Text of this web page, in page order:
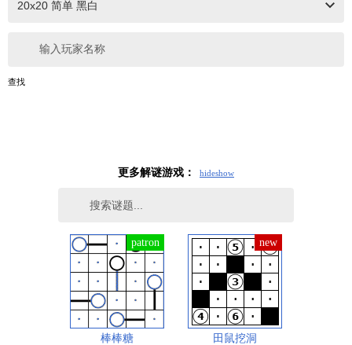
输入玩家名称
查找
更多解谜游戏： hideshow
棒棒糖 田鼠挖洞